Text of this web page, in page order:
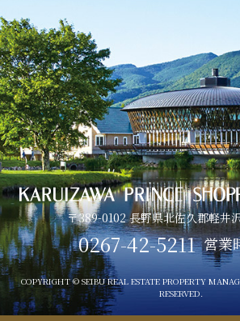
〒389-0102 長野県北佐久郡軽井
0267-42-5211 営業
COPYRIGHT © SEIBU REAL ESTATE PROPERTY
RESERVED.